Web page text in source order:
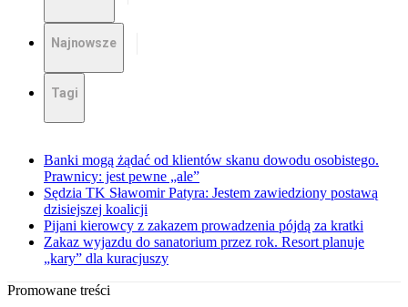
Najnowsze
Tagi
Banki mogą żądać od klientów skanu dowodu osobistego.
Prawnicy: jest pewne „ale”
Sędzia TK Sławomir Patyra: Jestem zawiedziony postawą
dzisiejszej koalicji
Pijani kierowcy z zakazem prowadzenia pójdą za kratki
Zakaz wyjazdu do sanatorium przez rok. Resort planuje
„kary” dla kuracjuszy
Promowane treści